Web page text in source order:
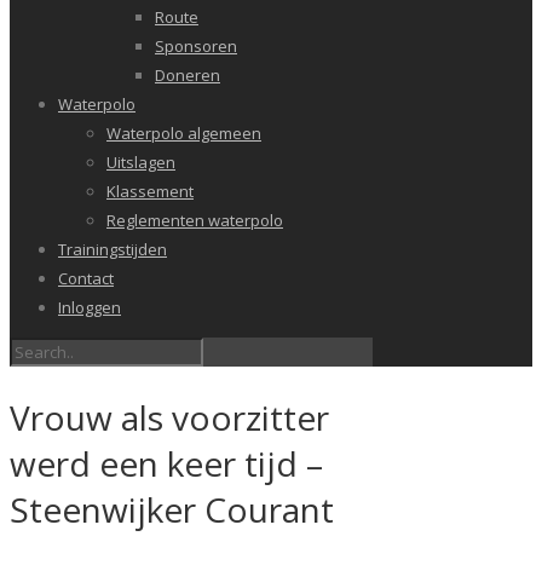
Route
Sponsoren
Doneren
Waterpolo
Waterpolo algemeen
Uitslagen
Klassement
Reglementen waterpolo
Trainingstijden
Contact
Inloggen
Vrouw als voorzitter
werd een keer tijd –
Steenwijker Courant